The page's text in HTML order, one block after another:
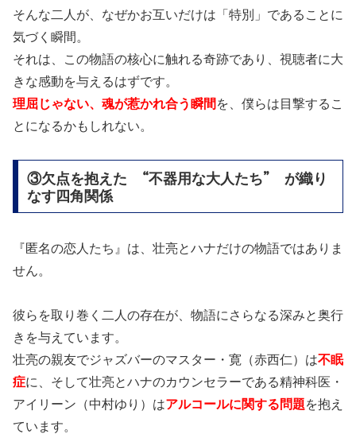
そんな二人が、なぜかお互いだけは「特別」であることに
気づく瞬間。
それは、この物語の核心に触れる奇跡であり、視聴者に大
きな感動を与えるはずです。
理屈じゃない、魂が惹かれ合う瞬間 を、僕らは目撃するこ
とになるかもしれない。
③欠点を抱えた “不器用な大人たち” が織り
なす四角関係
『匿名の恋人たち』は、壮亮とハナだけの物語ではありま
せん。
彼らを取り巻く二人の存在が、物語にさらなる深みと奥行
きを与えています。
壮亮の親友でジャズバーのマスター・寛（赤西仁）は不眠
症に、そして壮亮とハナのカウンセラーである精神科医・
アイリーン（中村ゆり）はアルコールに関する問題を抱え
ています。